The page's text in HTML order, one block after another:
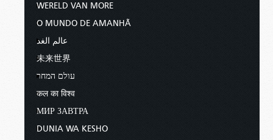
WERELD VAN MORE
O MUNDO DE AMANHÃ
عالم الغد
未来世界
עולם המחר
कल का विश्व
МИР ЗАВТРА
DUNIA WA KESHO